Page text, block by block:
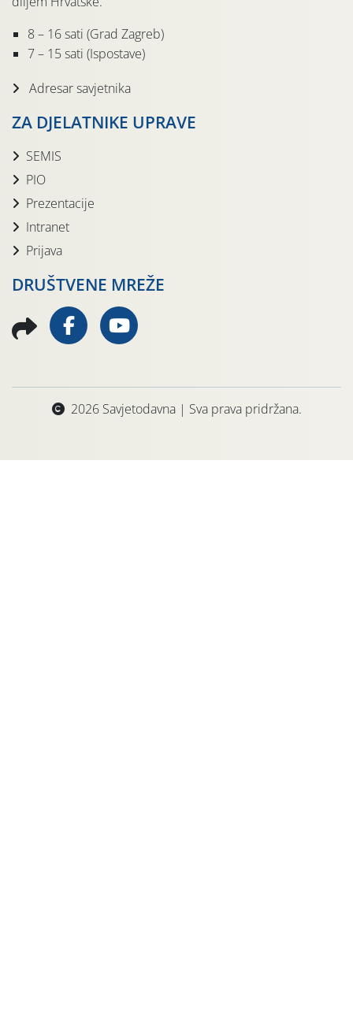
8 – 16 sati (Grad Zagreb)
7 – 15 sati (Ispostave)
Adresar savjetnika
ZA DJELATNIKE UPRAVE
SEMIS
PIO
Prezentacije
Intranet
Prijava
DRUŠTVENE MREŽE
2026 Savjetodavna | Sva prava pridržana.